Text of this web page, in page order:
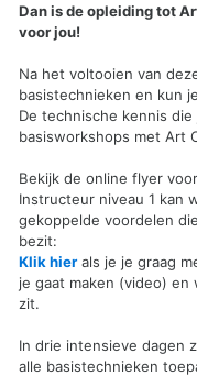
Dan is de opleiding tot
voor jou!
Na het voltooien van
basistechnieken en kun
De technische kennis
basisworkshops met Art
Bekijk de online flyer
Instructeur niveau 1 kan
gekoppelde voordelen
bezit:
Klik hierals je je graag
je gaat maken (video) en
zit.
In drie intensieve dagen
alle basistechnieken